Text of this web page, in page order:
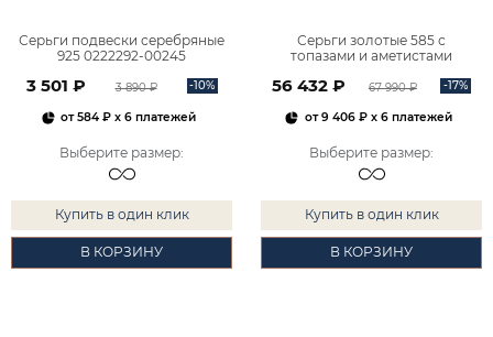
Серьги подвески серебряные
925 0222292-00245
3 501 ₽ 3 890 ₽ -10%
от584 ₽ x 6 платежей
Выберите размер:
Купить в один клик
В КОРЗИНУ
Серьги золотые 585 с
топазами и аметистами
56 432 ₽ 67 990 ₽ -17%
от9 406 ₽x 6 платежей
Выберите размер:
Купить в один клик
В КОРЗИНУ